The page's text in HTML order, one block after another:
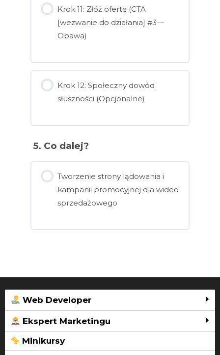
Krok 11: Złóż ofertę (CTA
[wezwanie do działania] #3—
Obawa)
Krok 12: Społeczny dowód
słuszności (Opcjonalne)
5. Co dalej?
Tworzenie strony lądowania i
kampanii promocyjnej dla wideo
sprzedażowego
Web Developer
Ekspert Marketingu
Minikursy